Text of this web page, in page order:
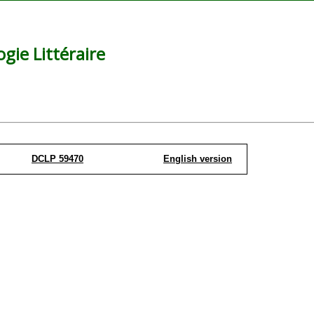
Littéraire
DCLP 59470 English version